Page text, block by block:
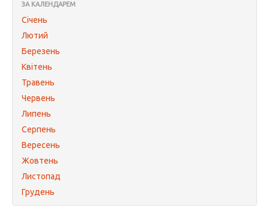
ЗА КАЛЕНДАРЕМ
Січень
Лютий
Березень
Квітень
Травень
Червень
Липень
Серпень
Вересень
Жовтень
Листопад
Грудень